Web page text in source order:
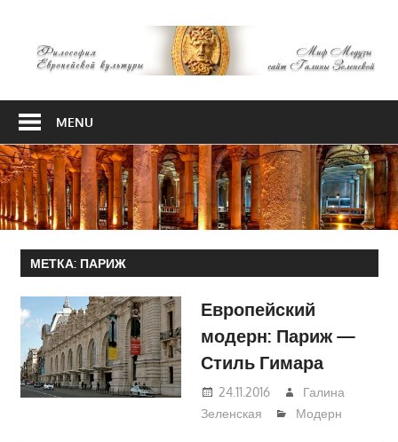
content
Европейской
MENU
МЕТКА: ПАРИЖ
Европейский
модерн: Париж —
Стиль Гимара
24.11.2016
Галина
Зеленская
Модерн